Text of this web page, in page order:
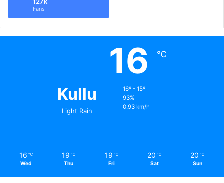
127k
Fans
Kullu
Light Rain
16 ℃
16º - 15º
93%
0.93 km/h
16 ℃
Wed
19 ℃
Thu
19 ℃
Fri
20 ℃
Sat
20 ℃
Sun